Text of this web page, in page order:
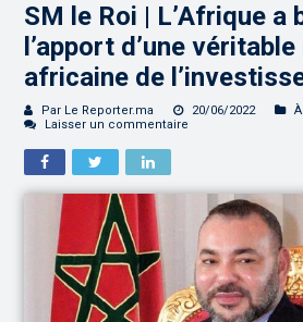
SM le Roi | L’Afrique a
l’apport d’une
africaine de
Par Le Reporter.ma 20/06/2022
Laisser un commentaire